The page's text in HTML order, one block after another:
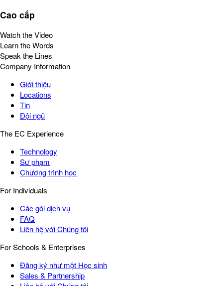
Cao cấp
Watch the Video
Learn the Words
Speak the Lines
Company Information
Giới thiệu
Locations
Tin
Đội ngũ
The EC Experience
Technology
Sư phạm
Chương trình học
For Individuals
Các gói dịch vụ
FAQ
Liên hệ với Chúng tôi
For Schools & Enterprises
Đăng ký như một Học sinh
Sales & Partnership